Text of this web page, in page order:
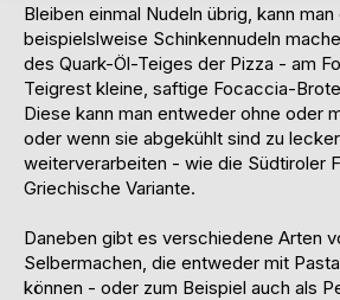
Bleiben einmal Nudeln übrig, kann man
beispielslweise Schinkennudeln
des Quark-Öl-Teiges der Pizza - am
Teigrest kleine, saftige Focaccia-
Diese kann man entweder ohne oder
oder wenn sie abgekühlt sind zu
weiterverarbeiten - wie die Südtiroler
Griechische Variante.
Daneben gibt es verschiedene Arten
Selbermachen, die entweder mit
können - oder zum Beispiel auch als